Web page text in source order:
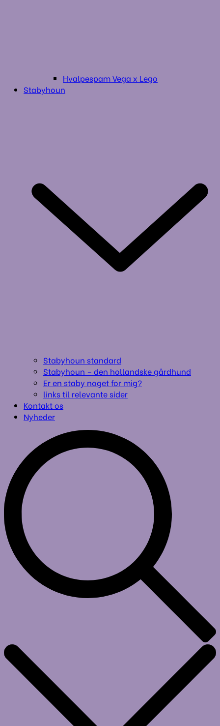
Hvalpespam Vega x Lego
Stabyhoun
Stabyhoun standard
Stabyhoun – den hollandske gårdhund
Er en staby noget for mig?
links til relevante sider
Kontakt os
Nyheder